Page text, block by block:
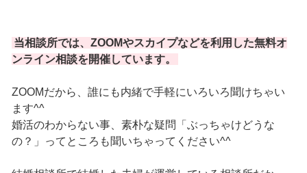
当相談所では、ZOOMやスカイプなどを利用した無料オ
ンライン相談を開催しています。
ZOOMだから、誰にも内緒で手軽にいろいろ聞けちゃい
ます^^
婚活のわからない事、素朴な疑問「ぶっちゃけどうな
の？」ってところも聞いちゃってください^^